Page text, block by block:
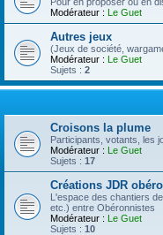
Modérateur : Le Guet
Autres jeux
(Jeux de société,
Modérateur : Le Guet
Sujets : 2
Croisons la plume
Participants, votants, les
Modérateur : Le Guet
Sujets : 17
Créations JDR
L'espace des chantiers
etc.) entre Obéronnistes
Modérateur : Le Guet
Sujets : 10